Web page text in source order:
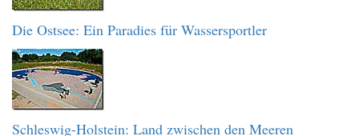
Die Ostsee: Ein Paradies für Wassersportler
Schleswig-Holstein: Land zwischen den Meeren